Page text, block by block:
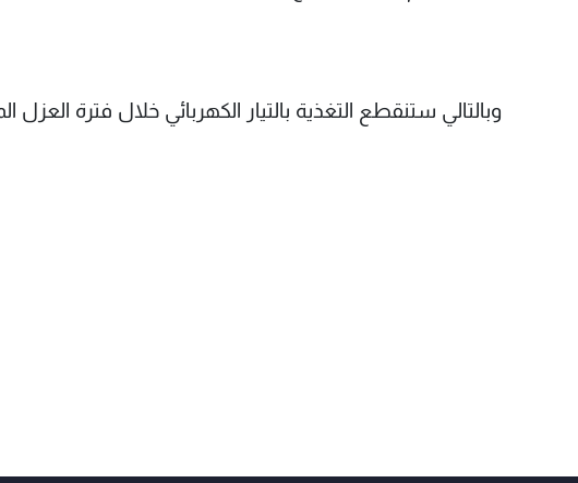
وبالتالي ستنقطع التغذية بالتيار الكهربائي خلال فترة